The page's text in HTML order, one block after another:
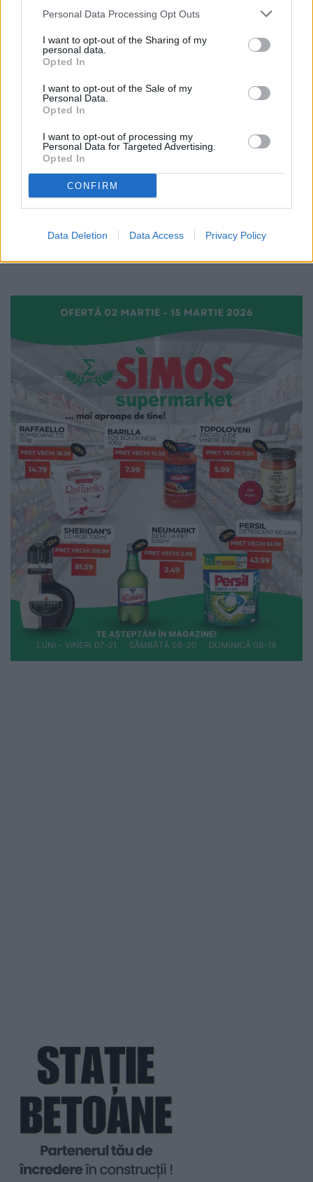
Personal Data Processing Opt Outs
I want to opt-out of the Sharing of my
personal data.
Opted In
I want to opt-out of the Sale of my
Personal Data.
Opted In
I want to opt-out of processing my
Personal Data for Targeted Advertising.
Opted In
CONFIRM
Data Deletion Data Access Privacy Policy
unui teren extravilan situat în
comuna Drăgușeni
ANUNȚURI
06.01.2026
iHospital Fălticeni angajează
tehnicieni GSM. Salariu atractiv,